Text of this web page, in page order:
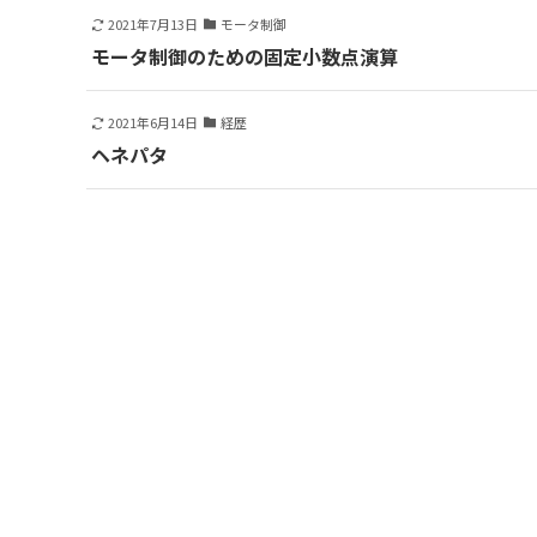
2021年7月13日 モータ制御
モータ制御のための固定小数点演算
2021年6月14日 経歴
ヘネパタ